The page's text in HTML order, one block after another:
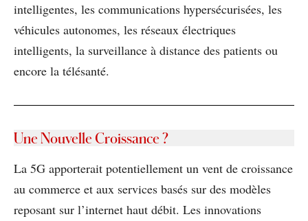
intelligentes, les communications hypersécurisées, les
véhicules autonomes, les réseaux électriques
intelligents, la surveillance à distance des patients ou
encore la télésanté.
Une Nouvelle Croissance ?
La 5G apporterait potentiellement un vent de croissance
au commerce et aux services basés sur des modèles
reposant sur l’internet haut débit. Les innovations